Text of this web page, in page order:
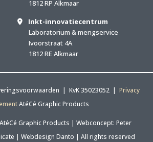
1812 RP Alkmaar
Inkt-innovatiecentrum
Laboratorium & mengservice
Ivoorstraat 4A
1812 RE Alkmaar
| KvK 35023052 | Privacy
AtéCé Graphic Products
Graphic Products | Webconcept: Peter
| Webdesign Danto | All rights reserved